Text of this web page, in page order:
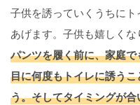
子供を誘っていくうちに
あげます。子供も嬉しくな
パンツを履く前に、家庭
目に何度もトイレに誘う
う。そしてタイミングが